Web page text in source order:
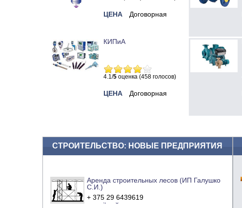
ЦЕНА Договорная
КИПиА
4.1/5 оценка (458 голосов)
ЦЕНА Договорная
СТРОИТЕЛЬСТВО: НОВЫЕ ПРЕДПРИЯТИЯ
Аренда строительных лесов (ИП Галушко
С.И.)
+ 375 29 6439619
e-mail
сайт компании